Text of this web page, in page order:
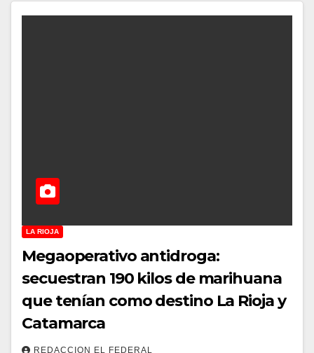
LA RIOJA
Megaoperativo antidroga:
secuestran 190 kilos de marihuana
que tenían como destino La Rioja y
Catamarca
REDACCION EL FEDERAL